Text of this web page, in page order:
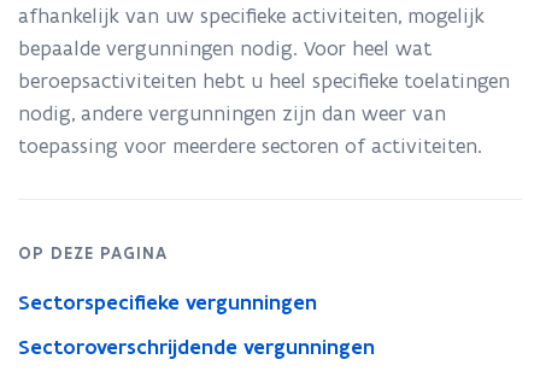
bevindt
zich
op:
Vergunningen
afhankelijk van uw specifieke activiteiten, mogelijk
bepaalde vergunningen nodig. Voor heel wat
beroepsactiviteiten hebt u heel specifieke toelatingen
nodig, andere vergunningen zijn dan weer van
toepassing voor meerdere sectoren of activiteiten.
OP DEZE PAGINA
Sectorspecifieke vergunningen
Sectoroverschrijdende vergunningen